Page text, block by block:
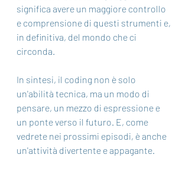
significa avere un maggiore controllo
e comprensione di questi strumenti e,
in definitiva, del mondo che ci
circonda.
In sintesi, il coding non è solo
un'abilità tecnica, ma un modo di
pensare, un mezzo di espressione e
un ponte verso il futuro. E, come
vedrete nei prossimi episodi, è anche
un'attività divertente e appagante.